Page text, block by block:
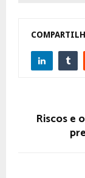
Riscos e